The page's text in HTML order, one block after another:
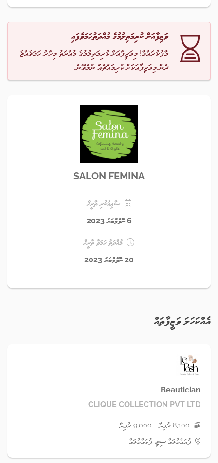
ވަޒިފާއަށް ކުރިމަތިލުމުގެ މުއްދަތުހަމަވެފައި
މާފުކުރައްވާ! މިވަޒީފާއަށް ކުރިމަތިލުމުގެ މުއްދަތު މިހާރު ހަމަވެއްޖެ
ދެން މިވަޒީފާއަކަށް ކުރިމައްޗެއް ނުލެވޭނެ.
SALON FEMINA
ޝާޢިއުކުރި ތާރީޚް
6 ނޮވެމްބަރު 2023
މުއްދަތު ހަމަވާ ތާރީޚް
20 ނޮވެމްބަރު 2023
އެއްކަހަލަ ވަޒީފާތައް
Beautician
CLIQUE COLLECTION PVT LTD
8,100 ރުފިޔާ - 9,000 ރުފިޔާ
ފުއައްމުލައް ސިޓީ، ފުވައްމުލައް